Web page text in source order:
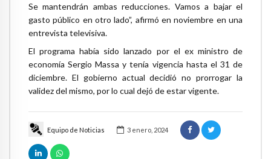
Equipo de Noticias 3 enero, 2024
Se mantendrán ambas reducciones. Vamos a bajar el
gasto público en otro lado”, afirmó en noviembre en una
entrevista televisiva.
El programa había sido lanzado por el ex ministro de
economía Sergio Massa y tenía vigencia hasta el 31 de
diciembre. El gobierno actual decidió no prorrogar la
validez del mismo, por lo cual dejó de estar vigente.